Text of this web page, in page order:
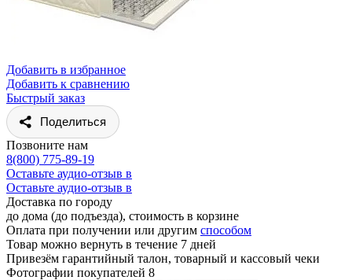
Добавить в избранное
Добавить к сравнению
Быстрый заказ
Поделиться
Позвоните нам
8(800) 775-89-19
Оставьте аудио-отзыв в
Оставьте аудио-отзыв в
Доставка по городу
до дома (до подъезда), стоимость в корзине
Оплата при получении или другим способом
Товар можно вернуть в течение 7 дней
Привезём гарантийный талон, товарный и кассовый чеки
Фотографии покупателей 8